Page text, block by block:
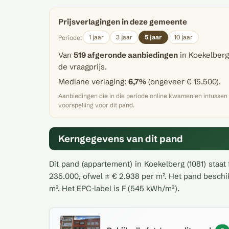
Prijsverlagingen in deze gemeente
Periode: 1 jaar 3 jaar 5 jaar 10 jaar
Van 519 afgeronde aanbiedingen in
de vraagprijs.
Mediane verlaging: 6,7% (ongeveer € 15.500).
Aanbiedingen die in die periode online kwamen en
voorspelling voor dit pand.
Kerngegevens van dit pand
Dit pand (appartement) in Koekelberg (1081)
235.000, ofwel ± € 2.938 per m². Het pand
m². Het EPC-label is F (545 kWh/m²).